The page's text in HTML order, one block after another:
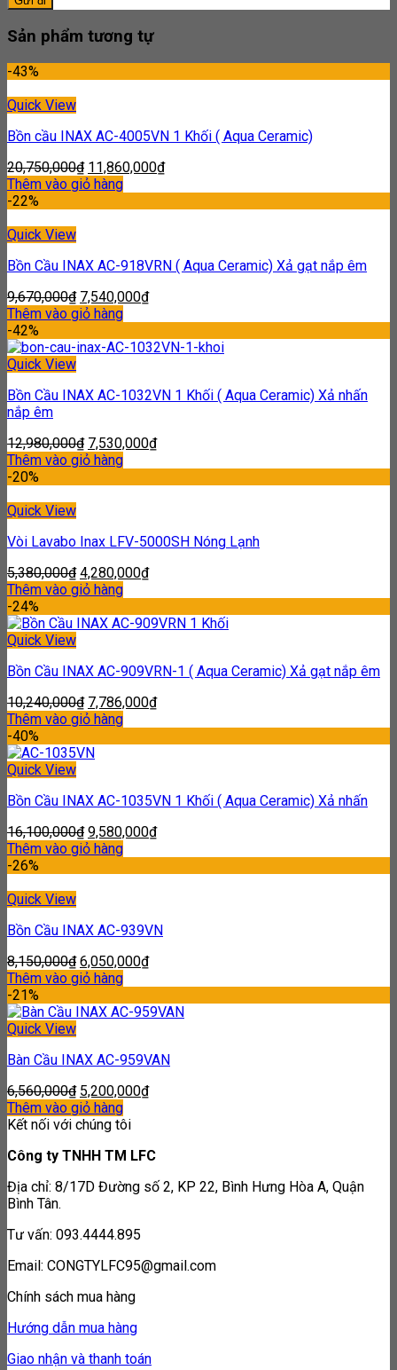
Sản phẩm tương tự
-43%
Quick View
Bồn cầu INAX AC-4005VN 1 Khối ( Aqua Ceramic)
20,750,000₫ 11,860,000₫
Thêm vào giỏ hàng
-22%
Quick View
Bồn Cầu INAX AC-918VRN ( Aqua Ceramic) Xả gạt nắp êm
9,670,000₫ 7,540,000₫
Thêm vào giỏ hàng
-42%
Quick View
Bồn Cầu INAX AC-1032VN 1 Khối ( Aqua Ceramic) Xả nhấn
nắp êm
12,980,000₫ 7,530,000₫
Thêm vào giỏ hàng
-20%
Quick View
Vòi Lavabo Inax LFV-5000SH Nóng Lạnh
5,380,000₫ 4,280,000₫
Thêm vào giỏ hàng
-24%
Quick View
Bồn Cầu INAX AC-909VRN-1 ( Aqua Ceramic) Xả gạt nắp êm
10,240,000₫ 7,786,000₫
Thêm vào giỏ hàng
-40%
Quick View
Bồn Cầu INAX AC-1035VN 1 Khối ( Aqua Ceramic) Xả nhấn
16,100,000₫ 9,580,000₫
Thêm vào giỏ hàng
-26%
Quick View
Bồn Cầu INAX AC-939VN
8,150,000₫ 6,050,000₫
Thêm vào giỏ hàng
-21%
Quick View
Bàn Cầu INAX AC-959VAN
6,560,000₫ 5,200,000₫
Thêm vào giỏ hàng
Kết nối với chúng tôi
Công ty TNHH TM LFC
Địa chỉ: 8/17D Đường số 2, KP 22, Bình Hưng Hòa A, Quận
Bình Tân.
Tư vấn: 093.4444.895
Email: CONGTYLFC95@gmail.com
Chính sách mua hàng
Hướng dẫn mua hàng
Giao nhận và thanh toán